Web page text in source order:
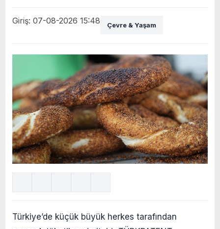
Giriş: 07-08-2026 15:48 Çevre & Yaşam
Türkiye’de küçük büyük herkes tarafından